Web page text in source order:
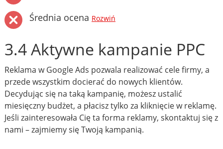
Średnia ocena Rozwiń
3.4 Aktywne kampanie PPC
Reklama w Google Ads pozwala realizować cele firmy, a
przede wszystkim docierać do nowych klientów.
Decydując się na taką kampanię, możesz ustalić
miesięczny budżet, a płacisz tylko za kliknięcie w reklamę.
Jeśli zainteresowała Cię ta forma reklamy, skontaktuj się z
nami – zajmiemy się Twoją kampanią.